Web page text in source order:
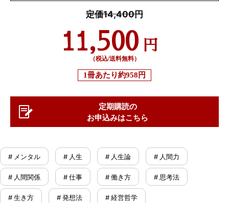
定価14,400円
11,500 円
（税込/送料無料）
1冊あたり約958円
定期購読の
お申込みはこちら
# メンタル # 人生 # 人生論 # 人間力
# 人間関係 # 仕事 # 働き方 # 思考法
# 生き方 # 発想法 # 経営哲学